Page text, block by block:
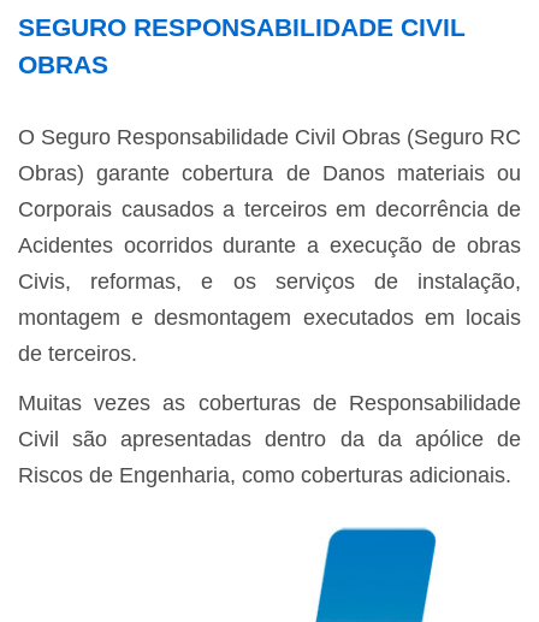
SEGURO RESPONSABILIDADE CIVIL
OBRAS
O Seguro Responsabilidade Civil Obras (Seguro RC
Obras) garante cobertura de Danos materiais ou
Corporais causados a terceiros em decorrência de
Acidentes ocorridos durante a execução de obras
Civis, reformas, e os serviços de instalação,
montagem e desmontagem executados em locais
de terceiros.
Muitas vezes as coberturas de Responsabilidade
Civil são apresentadas dentro da da apólice de
Riscos de Engenharia, como coberturas adicionais.